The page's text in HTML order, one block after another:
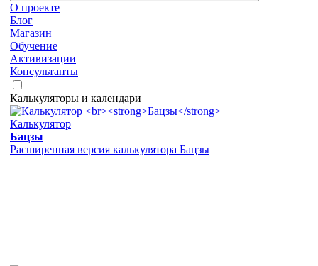
О проекте
Блог
Магазин
Обучение
Активизации
Консультанты
Калькуляторы и календари
Калькулятор
Бацзы
Расширенная версия калькулятора Бацзы